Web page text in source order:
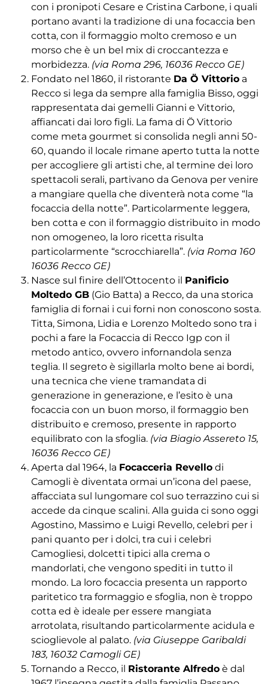
con i pronipoti Cesare e Cristina Carbone, i quali
portano avanti la tradizione di una focaccia ben
cotta, con il formaggio molto cremoso e un
morso che è un bel mix di croccantezza e
morbidezza. (via Roma 296, 16036 Recco GE)
Fondato nel 1860, il ristorante Da Ö Vittorio a
Recco si lega da sempre alla famiglia Bisso, oggi
rappresentata dai gemelli Gianni e Vittorio,
affiancati dai loro figli. La fama di Ö Vittorio
come meta gourmet si consolida negli anni 50-
60, quando il locale rimane aperto tutta la notte
per accogliere gli artisti che, al termine dei loro
spettacoli serali, partivano da Genova per venire
a mangiare quella che diventerà nota come “la
focaccia della notte”. Particolarmente leggera,
ben cotta e con il formaggio distribuito in modo
non omogeneo, la loro ricetta risulta
particolarmente “scrocchiarella”. (via Roma 160
16036 Recco GE)
Nasce sul finire dell’Ottocento il Panificio
Moltedo GB (Gio Batta) a Recco, da una storica
famiglia di fornai i cui forni non conoscono sosta.
Titta, Simona, Lidia e Lorenzo Moltedo sono tra i
pochi a fare la Focaccia di Recco Igp con il
metodo antico, ovvero infornandola senza
teglia. Il segreto è sigillarla molto bene ai bordi,
una tecnica che viene tramandata di
generazione in generazione, e l’esito è una
focaccia con un buon morso, il formaggio ben
distribuito e cremoso, presente in rapporto
equilibrato con la sfoglia. (via Biagio Assereto 15,
16036 Recco GE)
Aperta dal 1964, la Focacceria Revello di
Camogli è diventata ormai un’icona del paese,
affacciata sul lungomare col suo terrazzino cui si
accede da cinque scalini. Alla guida ci sono oggi
Agostino, Massimo e Luigi Revello, celebri per i
pani quanto per i dolci, tra cui i celebri
Camogliesi, dolcetti tipici alla crema o
mandorlati, che vengono spediti in tutto il
mondo. La loro focaccia presenta un rapporto
paritetico tra formaggio e sfoglia, non è troppo
cotta ed è ideale per essere mangiata
arrotolata, risultando particolarmente acidula e
scioglievole al palato. (via Giuseppe Garibaldi
183, 16032 Camogli GE)
Tornando a Recco, il Ristorante Alfredo è dal